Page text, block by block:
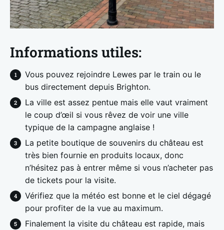
Informations utiles:
Vous pouvez rejoindre Lewes par le train ou le
bus directement depuis Brighton.
La ville est assez pentue mais elle vaut vraiment
le coup d’œil si vous rêvez de voir une ville
typique de la campagne anglaise !
La petite boutique de souvenirs du château est
très bien fournie en produits locaux, donc
n’hésitez pas à entrer même si vous n’acheter pas
de tickets pour la visite.
Vérifiez que la météo est bonne et le ciel dégagé
pour profiter de la vue au maximum.
Finalement la visite du château est rapide, mais